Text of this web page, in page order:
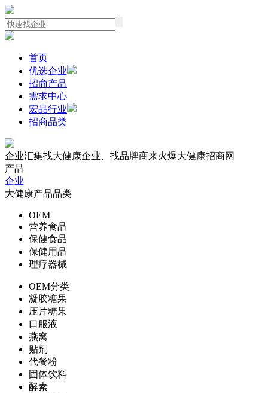
首页
优选企业
招商产品
需求中心
宏品行业
招商品类
企业汇集找大健康企业、找品牌商来火爆大健康招商网
产品
企业
大健康产品品类
OEM
营养食品
保健食品
保健用品
理疗器械
OEM分类
凝胶糖果
压片糖果
口服液
燕窝
贴剂
代餐粉
固体饮料
酵素